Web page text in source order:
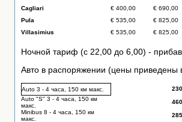
Cagliari
€ 400,00 € 690,00
Pula
€ 535,00 € 825,00
Villasimius
€ 535,00 € 825,00
Ночной тариф (с 22,00 до 6,00) -
Авто в распоряжении (цены приведены
Auto 3 - 4 часа, 150 км макс.
Auto "S" 3 - 4 часа, 150 км
макс.
Minibus 8 - 4 часа, 150 км
макс.